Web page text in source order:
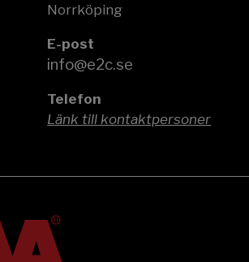
Norrköping
E-post
info@e2c.se
Telefon
Länk till kontaktpersoner